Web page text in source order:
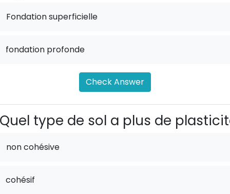
Fondation superficielle
fondation profonde
Check Answer
Quel type de sol a plus de
non cohésive
cohésif